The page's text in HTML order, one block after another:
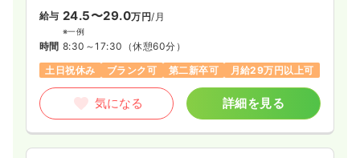
給与 24.5〜29.0万円/月
※一例
時間 8:30～17:30 （休憩60分）
土日祝休み
ブランク可 第二新卒可 月給29万円以上可
気になる 詳細を見る